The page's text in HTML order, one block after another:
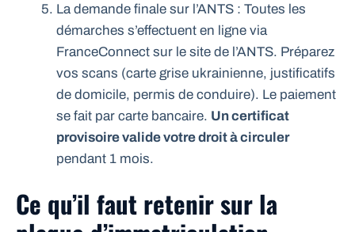
La demande finale sur l’ANTS : Toutes les
démarches s’effectuent en ligne via
FranceConnect sur le site de l’ANTS. Préparez
vos scans (carte grise ukrainienne, justificatifs
de domicile, permis de conduire). Le paiement
se fait par carte bancaire. Un certificat
provisoire valide votre droit à circuler
pendant 1 mois.
Ce qu’il faut retenir sur la